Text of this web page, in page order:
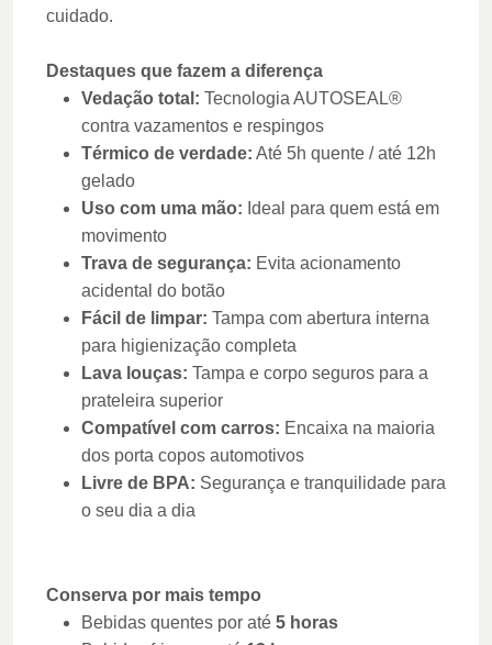
cuidado.
Destaques que fazem a diferença
Vedação total: Tecnologia AUTOSEAL®
contra vazamentos e respingos
Térmico de verdade: Até 5h quente / até 12h
gelado
Uso com uma mão: Ideal para quem está em
movimento
Trava de segurança: Evita acionamento
acidental do botão
Fácil de limpar: Tampa com abertura interna
para higienização completa
Lava louças: Tampa e corpo seguros para a
prateleira superior
Compatível com carros: Encaixa na maioria
dos porta copos automotivos
Livre de BPA: Segurança e tranquilidade para
o seu dia a dia
Conserva por mais tempo
Bebidas quentes por até 5 horas